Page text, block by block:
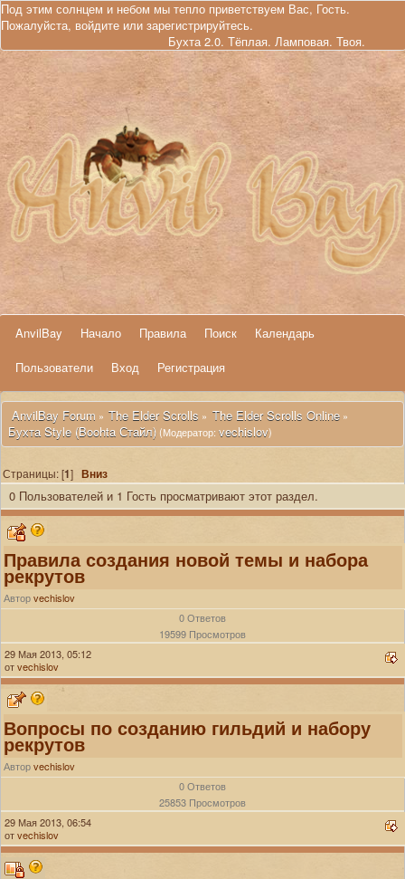
Под этим солнцем и небом мы тепло приветствуем Вас, Гость.
Пожалуйста, войдите или зарегистрируйтесь.
Бухта 2.0. Тёплая. Ламповая. Твоя.
AnvilBay Начало Правила Поиск
Календарь
Пользователи
Вход Регистрация
AnvilBay Forum » The Elder Scrolls » The Elder Scrolls Online»
Бухта Style (Boohta Стайл)(Модератор: vechislov)
Страницы: [1]Вниз
0 Пользователей и 1 Гость просматривают этот раздел.
Правила создания новой темы и набора
рекрутов
Авторvechislov
0 Ответов
19599 Просмотров
29 Мая 2013, 05:12
отvechislov
Вопросы по созданию гильдий и набору
рекрутов
Авторvechislov
0 Ответов
25853 Просмотров
29 Мая 2013, 06:54
отvechislov